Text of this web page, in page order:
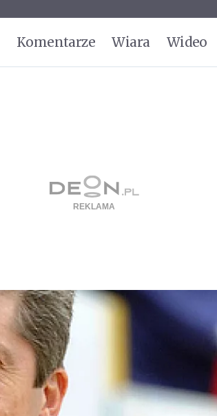
Komentarze Wiara Wideo